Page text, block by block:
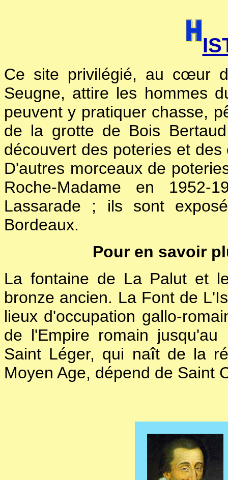
Ce site privilégié, au cœur
Seugne, attire les hommes
peuvent y pratiquer chasse,
de la grotte de Bois
découvert des poteries et
D'autres morceaux de
Roche-Madame en
Lassarade ; ils sont
Bordeaux.
Pour en savoir
La fontaine de La Palut et
bronze ancien. La Font de
lieux d'occupation gallo-
de l'Empire romain
Saint Léger, qui naît de la
Moyen Age, dépend de Saint